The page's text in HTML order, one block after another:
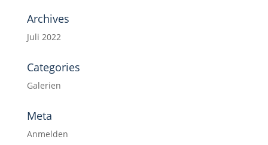
Archives
Juli 2022
Categories
Galerien
Meta
Anmelden